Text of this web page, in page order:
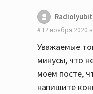
12 ноября 2020
Уважаемые
минусы, что
моем посте,
напишите